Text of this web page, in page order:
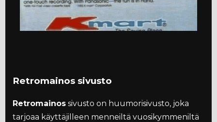
Retromainos sivusto
Retromainos sivusto on huumorisivusto, joka
tarjoaa käyttäjilleen menneiltä vuosikymmeniltä